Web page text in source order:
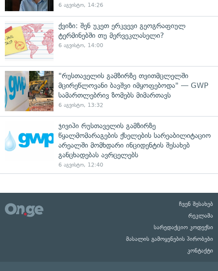
6 აგვისტო, 14:26
ქვიზი: შენ უკეთ ერკვევი გეოგრაფიულ
ტერმინებში თუ მერვეკლასელი?
6 აგვისტო, 14:00
"რუსთაველის გამზირზე თვითმცლელში
მცირეწლოვანი ბავშვი იმყოფებოდა" — GWP
სამართლებრივ ზომებს მიმართავს
6 აგვისტო, 13:32
ჯივიპი რუსთაველის გამზირზე
წყალმომარაგების ქსელების სარეაბილიტაციო
არეალში მომხდარი ინციდენტის შესახებ
განცხადებას ავრცელებს
6 აგვისტო, 12:40
ჩვენ შესახებ
რეკლამა
სარედაქციო კოდექსი
მასალის გამოყენების პირობები
კონტაქტი